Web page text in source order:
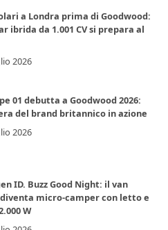
a Londra prima di Goodwood:
ibrida da 1.001 CV si prepara al
2026
01 debutta a Goodwood 2026:
del brand britannico in azione
2026
ID. Buzz Good Night: il van
micro-camper con letto e
W